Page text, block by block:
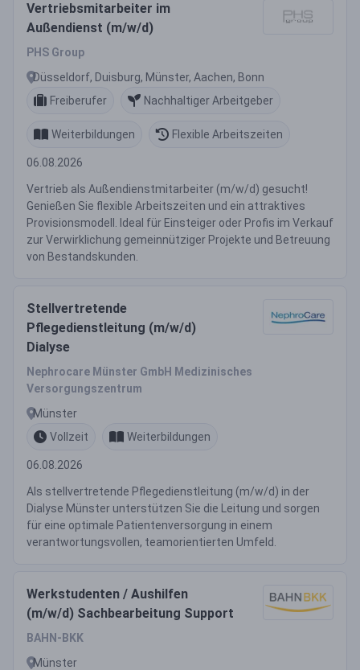
Vertriebsmitarbeiter im
Außendienst (m/w/d)
PHS Group
Düsseldorf, Duisburg, Münster, Aachen, Bonn
Freiberufer
Nachhaltiger Arbeitgeber
Weiterbildungen Flexible Arbeitszeiten
06.08.2026
Vertrieb als Außendienstmitarbeiter (m/w/d) gesucht!
Genießen Sie flexible Arbeitszeiten und ein attraktives
Provisionsmodell. Ideal für Einsteiger oder Profis im Verkauf
zur Verwirklichung gemeinnütziger Projekte und Betreuung
von Bestandskunden.
Stellvertretende
Pflegedienstleitung (m/w/d)
Dialyse
Nephrocare Münster GmbH Medizinisches
Versorgungszentrum
Münster
Vollzeit
Weiterbildungen
06.08.2026
Als stellvertretende Pflegedienstleitung (m/w/d) in der
Dialyse Münster unterstützen Sie die Leitung und sorgen
für eine optimale Patientenversorgung in einem
verantwortungsvollen, teamorientierten Umfeld.
Werkstudenten / Aushilfen
(m/w/d) Sachbearbeitung Support
BAHN-BKK
Münster